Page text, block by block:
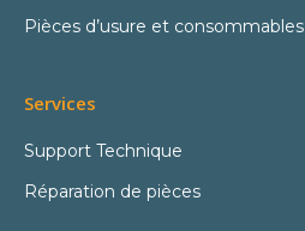
Pièces d’usure et consommables
Services
Support Technique
Réparation de pièces